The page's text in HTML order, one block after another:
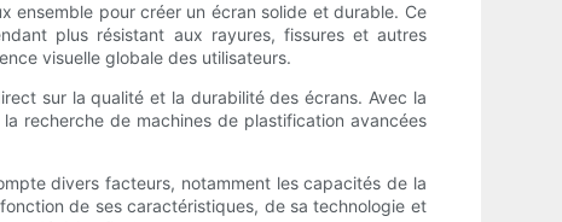
ensemble pour créer un écran solide et durable. Ce
plus résistant aux rayures, fissures et autres
visuelle globale des utilisateurs.
sur la qualité et la durabilité des écrans. Avec la
recherche de machines de plastification avancées
divers facteurs, notamment les capacités de la
de ses caractéristiques, de sa technologie et